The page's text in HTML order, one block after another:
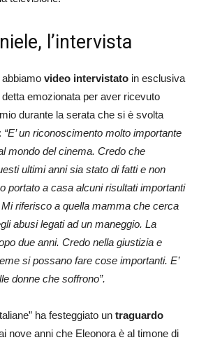
l’intervista
video intervistato in esclusiva
emozionata per aver ricevuto
durante la serata che si è svolta
“E’ un riconoscimento molto importante
mondo del cinema. Credo che
ultimi anni sia stato di fatti e non
portato a casa alcuni risultati importanti
riferisco a quella mamma che cerca
abusi legati ad un maneggio. La
due anni. Credo nella giustizia e
si possano fare cose importanti. E’
donne che soffrono”.
ha festeggiato un traguardo
nove anni che Eleonora è al timone di